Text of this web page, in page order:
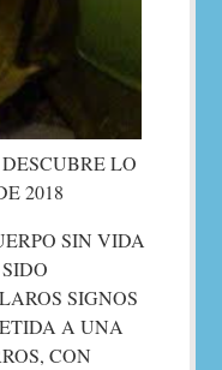
LO
2018
SIN VIDA
SIGNOS
A UNA
CON